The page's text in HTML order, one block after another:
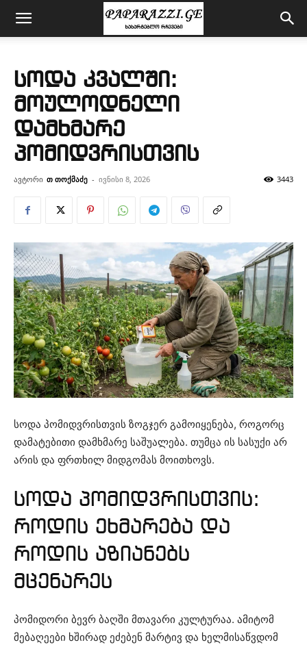
სოდა კვალში:
მოულოდნელი
დამხმარე
პომიდვრისთვის
ავტორი თ თოქმაძე - ივნისი 8, 2026 3443
სოდა პომიდვრისთვის ზოგჯერ გამოიყენება, როგორც
დამატებითი დამხმარე საშუალება. თუმცა ის სასუქი არ
არის და ფრთხილ მიდგომას მოითხოვს.
სოდა პომიდვრისთვის:
როდის ეხმარება და
როდის აზიანებს
მცენარეს
პომიდორი ბევრ ბაღში მთავარი კულტურაა. ამიტომ
მებაღეები ხშირად ეძებენ მარტივ და ხელმისაწვდომ